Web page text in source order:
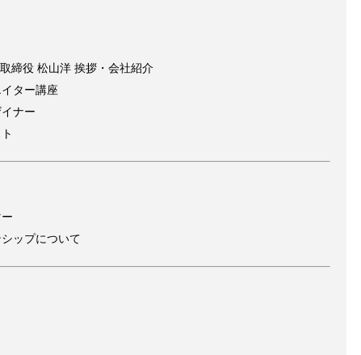
締役 松山洋 挨拶・会社紹介
ター講座
ナー
ップについて